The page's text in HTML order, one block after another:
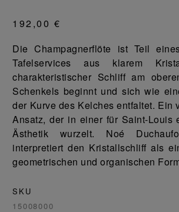
192,00 €
Die Champagnerflöte ist Teil
Tafelservices aus klarem
charakteristischer Schliff am
Schenkels beginnt und sich wie
der Kurve des Kelches entfaltet. Ein
Ansatz, der in einer für Saint-Louis
Ästhetik wurzelt. Noé
interpretiert den Kristallschliff als
geometrischen und organischen
SKU
15008000